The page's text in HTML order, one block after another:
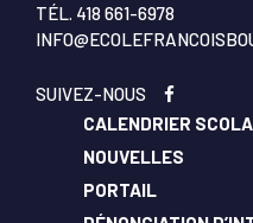
TÉL. 418 661-6978
SUIVEZ-NOUS
CALENDRIER
NOUVELLES
PORTAIL